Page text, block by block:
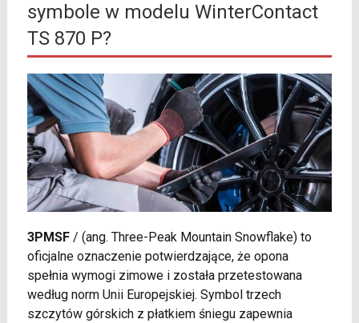
symbole w modelu WinterContact
TS 870 P?
3PMSF/ (ang. Three-Peak Mountain Snowflake) to
oficjalne oznaczenie potwierdzające, że opona
spełnia wymogi zimowe i została przetestowana
według norm Unii Europejskiej. Symbol trzech
szczytów górskich z płatkiem śniegu zapewnia